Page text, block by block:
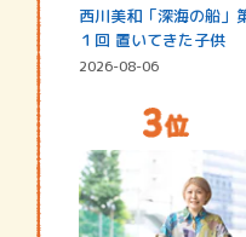
西川美和「深海の船」
１回 置いてきた子供
2026-08-06